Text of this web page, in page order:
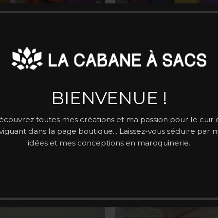
BIENVENUE !
toutes mes créations et ma passion pour le cuir
dans la page boutique... Laissez-vous séduire par
idées et mes conceptions en maroquinerie.
CHOIX DES OPTIONS
Etui à lunettes CHOIX DES OPTIONS
Etui passeport